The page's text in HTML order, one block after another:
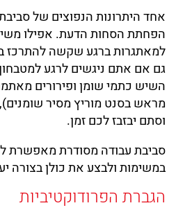
אחד היתרונות הנפוצים של
הפחתת הסחות הדעת. אפילו
למאתגרות ברגע שקשה להתרכז
גם אם אתם ניגשים לרגע
השיש כתמי שומן ופירורים
מראש בסנט מוריץ מסיר
וסתם יבזבז לכם זמן.
סביבת עבודה מסודרת מאפשרת
במשימות ולבצע את כולן בצורה
הגברת הפרודוקטיביות